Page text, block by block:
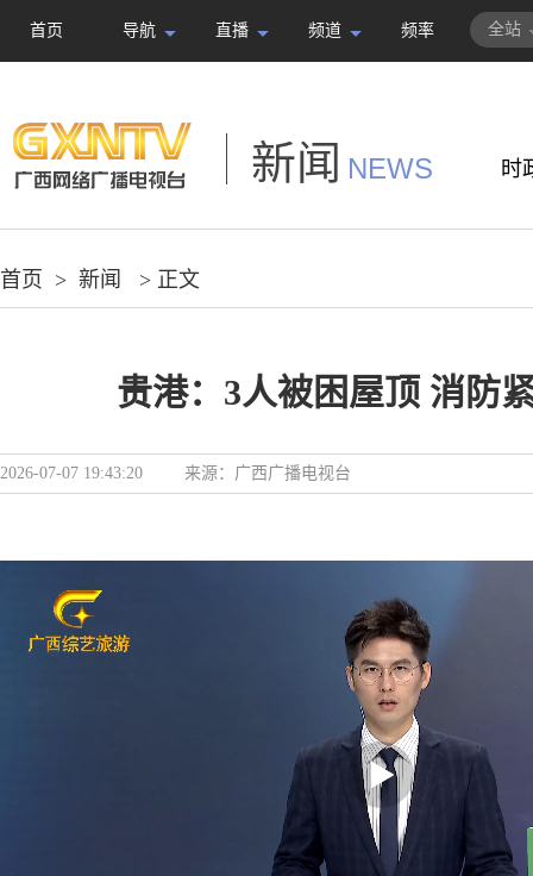
首页 导航 直播 频道 频率 全站
新闻 NEWS 时
首页 > 新闻 > 正文
贵港：3人被困屋顶 消防
2026-07-07 19:43:20 来源： 广西广播电视台